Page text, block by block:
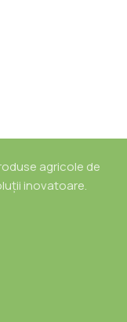
agricole de
inovatoare.